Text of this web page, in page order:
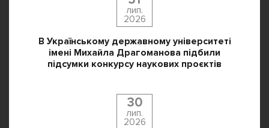
лип.
2026
В Українському державному університеті
імені Михайла Драгоманова підбили
підсумки конкурсу наукових проєктів
30
лип.
2026